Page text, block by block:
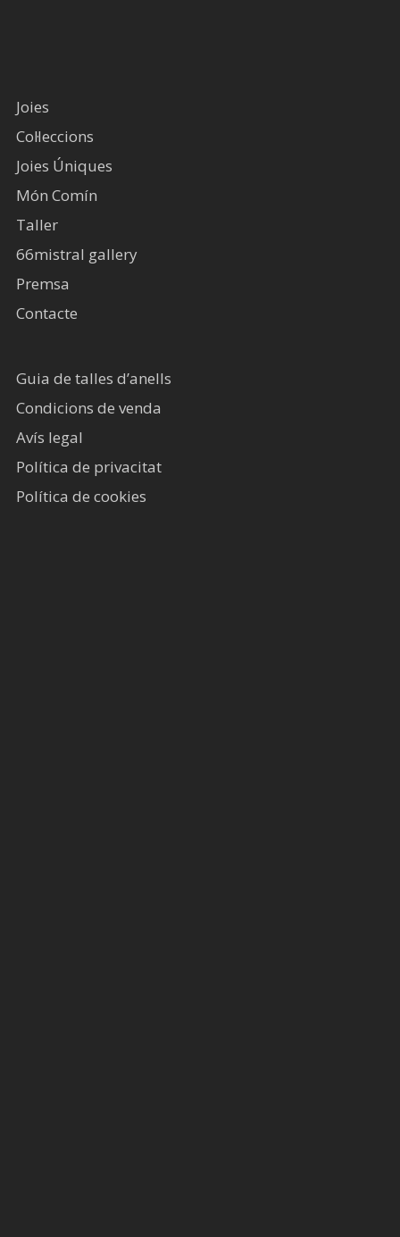
Joies
Col·leccions
Joies Úniques
Món Comín
Taller
66mistral gallery
Premsa
Contacte
Guia de talles d’anells
Condicions de venda
Avís legal​
Política de privacitat
Política de cookies